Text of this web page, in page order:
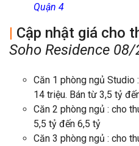
Quận 4
| Cập nhật giá cho
Soho Residence 08/
Căn 1 phòng ngủ
14 triệu. Bán từ 3,5 tỷ
Căn 2 phòng ngủ : cho
5,5 tỷ đến 6,5 tỷ
Căn 3 phòng ngủ : cho